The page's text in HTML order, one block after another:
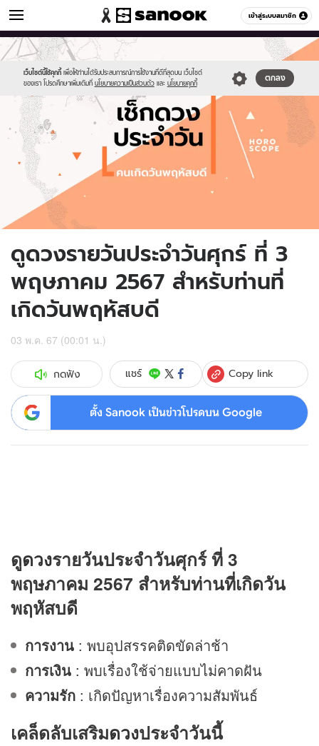
เข้าสู่ระบบสมาชิก
ดูดวง หมวดอื่นๆ
เว็บไซต์นี้ใช้คุกกี้ เพื่อให้ท่านได้รับประสบการณ์การใช้งานที่ดีที่สุดบน เว็บไซต์
ของเรา โปรดศึกษาเพิ่มเติมที่ นโยบายความเป็นส่วนตัว และ นโยบายคุกกี้
ตกลง
Sanook
//s.isanook.com/sr/0/images/logo-
new-
sanook.png
600
60
//s.isanook.com/ho/0/ud/fxd/day/daily-
horoscope-
thursday.jpg
ดูดวงรายวันประจำวันศุกร์ ที่ 3
พฤษภาคม 2567 สำหรับท่านที่
เกิดวันพฤหัสบดี
03 พ.ค. 67 (00:01 น.)
กดฟัง แชร์ Copy link
ตั้ง Sanook เป็นข่าวโปรดบน Google
ดูดวงรายวันประจำวันศุกร์ ที่ 3
พฤษภาคม 2567 สำหรับท่านที่เกิดวัน
พฤหัสบดี
การงาน : พบอุปสรรคติดขัดล่าช้า
การเงิน : พบเรื่องใช้จ่ายแบบไม่คาดฝัน
ความรัก : เกิดปัญหาเรื่องความสัมพันธ์
เคล็ดลับเสริมดวงประจำวันนี้